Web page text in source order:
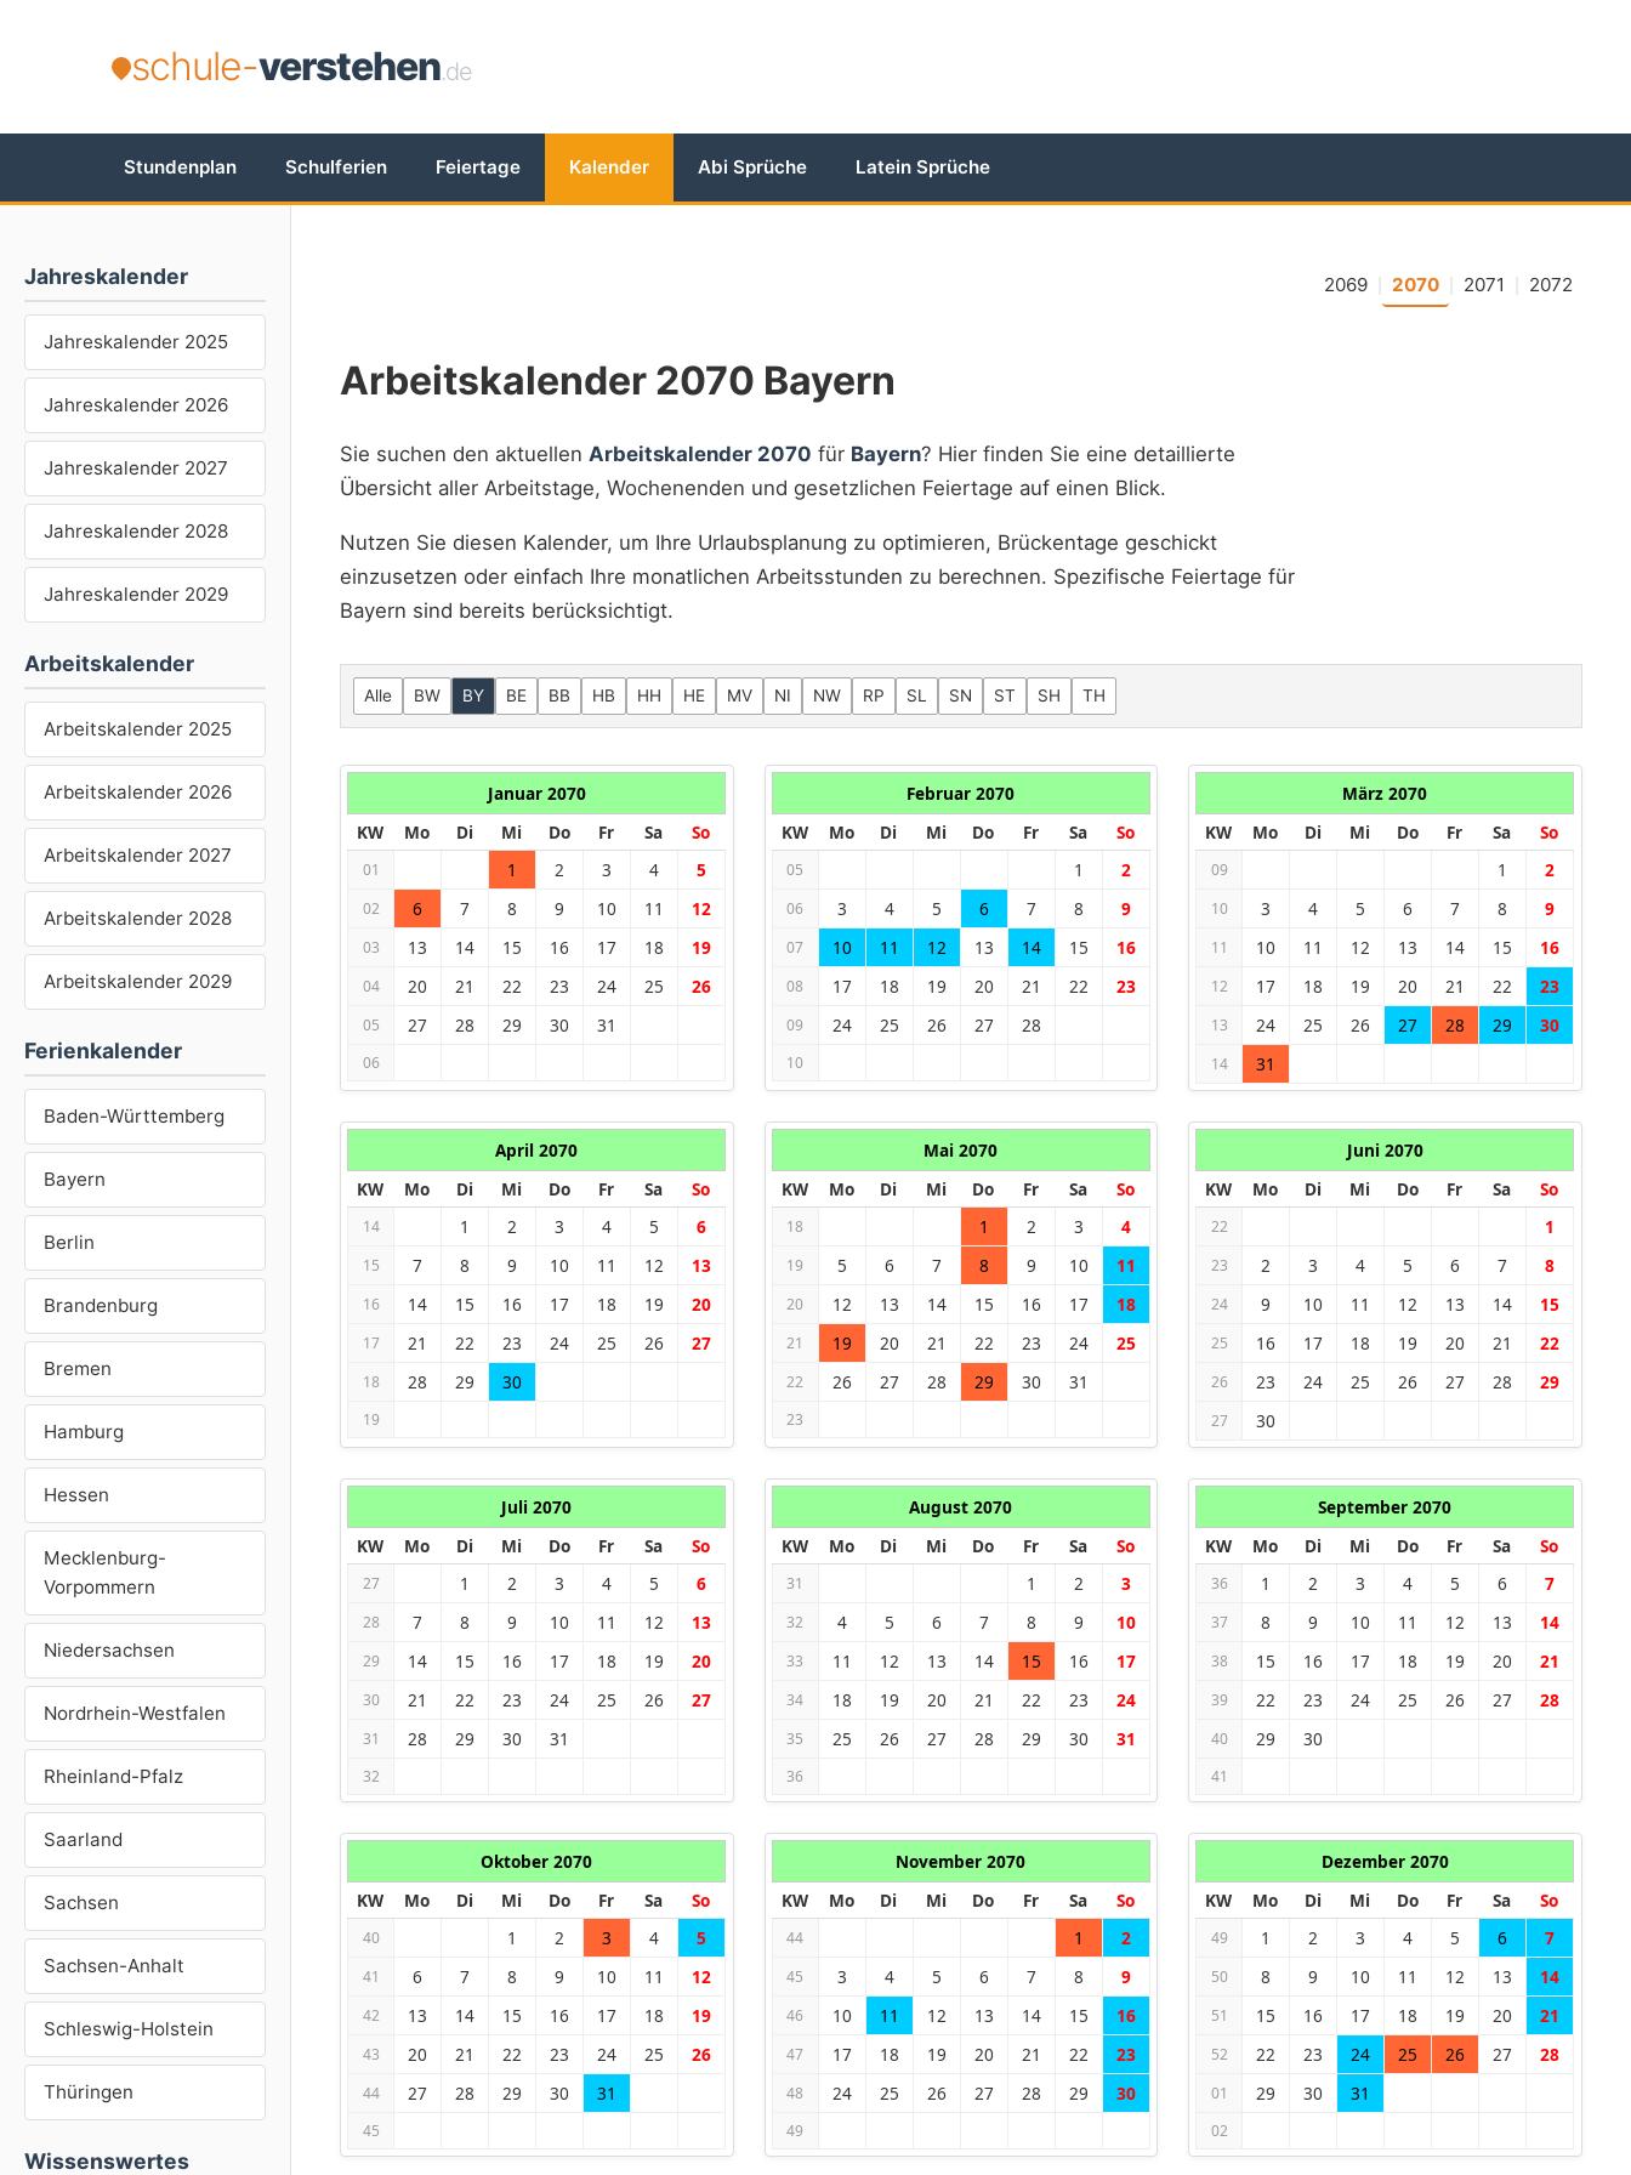
schule-verstehen.de
Stundenplan Schulferien Feiertage Kalender Abi Sprüche Latein Sprüche
Jahreskalender
Jahreskalender 2025
Jahreskalender 2026
Jahreskalender 2027
Jahreskalender 2028
Jahreskalender 2029
Arbeitskalender
Arbeitskalender 2025
Arbeitskalender 2026
Arbeitskalender 2027
Arbeitskalender 2028
Arbeitskalender 2029
Ferienkalender
Baden-Württemberg
Bayern
Berlin
Brandenburg
Bremen
Hamburg
Hessen
Mecklenburg-
Vorpommern
Niedersachsen
Nordrhein-Westfalen
Rheinland-Pfalz
Saarland
Sachsen
Sachsen-Anhalt
Schleswig-Holstein
Thüringen
Wissenswertes
2069 2070 2071 2072
Arbeitskalender 2070 Bayern
Sie suchen den aktuellen Arbeitskalender 2070 für Bayern? Hier finden Sie eine detaillierte
Übersicht aller Arbeitstage, Wochenenden und gesetzlichen Feiertage auf einen Blick.
Nutzen Sie diesen Kalender, um Ihre Urlaubsplanung zu optimieren, Brückentage geschickt
einzusetzen oder einfach Ihre monatlichen Arbeitsstunden zu berechnen. Spezifische Feiertage für
Bayern sind bereits berücksichtigt.
Alle BW BY BE BB HB HH HE MV NI NW RP SL SN ST SH TH
Januar 2070
KW
Mo Di Mi Do Fr Sa So
01 1 2 3 4 5
02 6 7 8 9 10 11 12
03 13 14 15 16 17 18 19
04 20 21 22 23 24 25 26
05 27 28 29 30 31
06
Februar 2070
KW
Mo Di Mi Do Fr Sa So
05 1 2
06 3 4 5 6 7 8 9
07 10 11 12 13 14 15 16
08 17 18 19 20 21 22 23
09 24 25 26 27 28
10
März 2070
KW
Mo Di Mi Do Fr Sa So
09 1 2
10 3 4 5 6 7 8 9
11 10 11 12 13 14 15 16
12 17 18 19 20 21 22 23
13 24 25 26 27 28 29 30
14 31
April 2070
KW
Mo Di Mi Do Fr Sa So
14 1 2 3 4 5 6
15 7 8 9 10 11 12 13
16 14 15 16 17 18 19 20
17 21 22 23 24 25 26 27
18 28 29 30
19
Mai 2070
KW
Mo Di Mi Do Fr Sa So
18 1 2 3 4
19 5 6 7 8 9 10 11
20 12 13 14 15 16 17 18
21 19 20 21 22 23 24 25
22 26 27 28 29 30 31
23
Juni 2070
KW
Mo Di Mi Do Fr Sa So
22 1
23 2 3 4 5 6 7 8
24 9 10 11 12 13 14 15
25 16 17 18 19 20 21 22
26 23 24 25 26 27 28 29
27 30
Juli 2070
KW
Mo Di Mi Do Fr Sa So
27 1 2 3 4 5 6
28 7 8 9 10 11 12 13
29 14 15 16 17 18 19 20
30 21 22 23 24 25 26 27
31 28 29 30 31
32
August 2070
KW
Mo Di Mi Do Fr Sa So
31 1 2 3
32 4 5 6 7 8 9 10
33 11 12 13 14 15 16 17
34 18 19 20 21 22 23 24
35 25 26 27 28 29 30 31
36
September 2070
KW
Mo Di Mi Do Fr Sa So
36 1 2 3 4 5 6 7
37 8 9 10 11 12 13 14
38 15 16 17 18 19 20 21
39 22 23 24 25 26 27 28
40 29 30
41
Oktober 2070
KW
Mo Di Mi Do Fr Sa So
40 1 2 3 4 5
41 6 7 8 9 10 11 12
42 13 14 15 16 17 18 19
43 20 21 22 23 24 25 26
44 27 28 29 30 31
45
November 2070
KW
Mo Di Mi Do Fr Sa So
44 1 2
45 3 4 5 6 7 8 9
46 10 11 12 13 14 15 16
47 17 18 19 20 21 22 23
48 24 25 26 27 28 29 30
49
Dezember 2070
KW
Mo Di Mi Do Fr Sa So
49 1 2 3 4 5 6 7
50 8 9 10 11 12 13 14
51 15 16 17 18 19 20 21
52 22 23 24 25 26 27 28
01 29 30 31
02